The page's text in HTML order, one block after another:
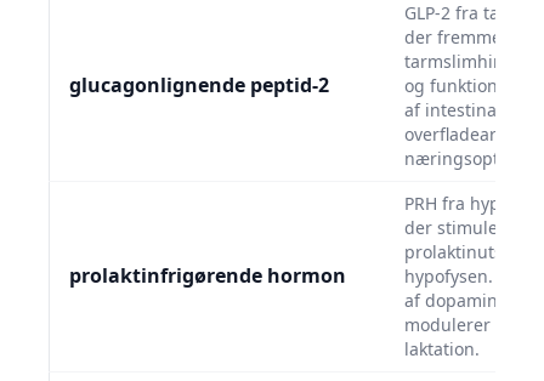
glucagonlignende peptid-2
GLP-2 fra tarm
der fremmer
og funktion.
af intestinale
overfladeareal
næringsoptag.
prolaktinfrigørende hormon
PRH fra
der stimulerer
hypofysen.
af dopamin (PIF)
modulerer
laktation.